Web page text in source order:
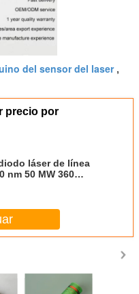
del sensor del laser,
precio por
láser de línea
nm 50 MW 360